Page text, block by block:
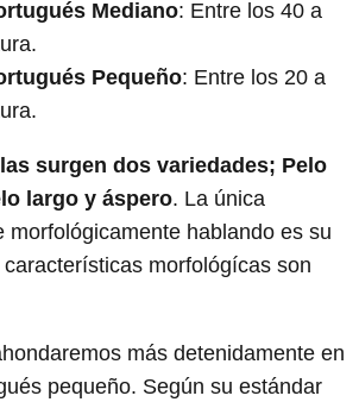
Mediano: Entre los 40 a
Pequeño: Entre los 20 a
surgen dos variedades; Pelo
largo y áspero. La única
morfológicamente hablando es su
morfológícas son
más detenidamente en
pequeño. Según su estándar